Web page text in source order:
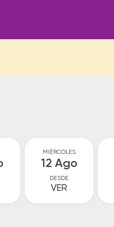
MIÉRCOLES
12 Ago
DESDE
VER